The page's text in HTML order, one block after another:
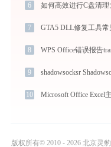
6 如何高效进行C盘清理
7 GTA5 DLL修复工具
8
9
10
版权所有© 2010 - 2026 北京灵